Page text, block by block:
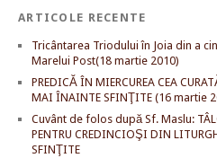
ARTICOLE RECENTE
Tricântarea Triodului în Joia din a
Marelui Post(18 martie 2010)
PREDICĂ ÎN MIERCUREA CEA
MAI ÎNAINTE SFINŢITE (16 martie
Cuvânt de folos după Sf. Maslu:
PENTRU CREDINCIOŞI DIN
SFINŢITE